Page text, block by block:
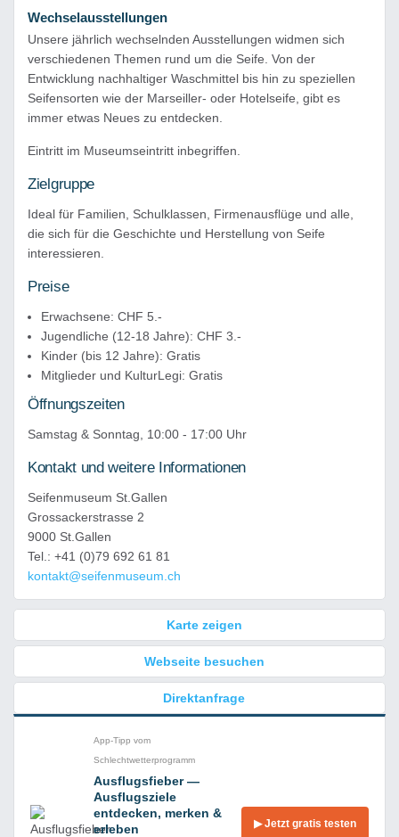
Wechselausstellungen
Unsere jährlich wechselnden Ausstellungen widmen sich
verschiedenen Themen rund um die Seife. Von der
Entwicklung nachhaltiger Waschmittel bis hin zu speziellen
Seifensorten wie der Marseiller- oder Hotelseife, gibt es
immer etwas Neues zu entdecken.
Eintritt im Museumseintritt inbegriffen.
Zielgruppe
Ideal für Familien, Schulklassen, Firmenausflüge und alle,
die sich für die Geschichte und Herstellung von Seife
interessieren.
Preise
Erwachsene: CHF 5.-
Jugendliche (12-18 Jahre): CHF 3.-
Kinder (bis 12 Jahre): Gratis
Mitglieder und KulturLegi: Gratis
Öffnungszeiten
Samstag & Sonntag, 10:00 - 17:00 Uhr
Kontakt und weitere Informationen
Seifenmuseum St.Gallen
Grossackerstrasse 2
9000 St.Gallen
Tel.: +41 (0)79 692 61 81
kontakt@seifenmuseum.ch
Karte zeigen
Webseite besuchen
Direktanfrage
App-Tipp vom
Schlechtwetterprogramm
Ausflugsfieber —
Ausflugsziele
entdecken, merken &
erleben
▶ Jetzt gratis testen